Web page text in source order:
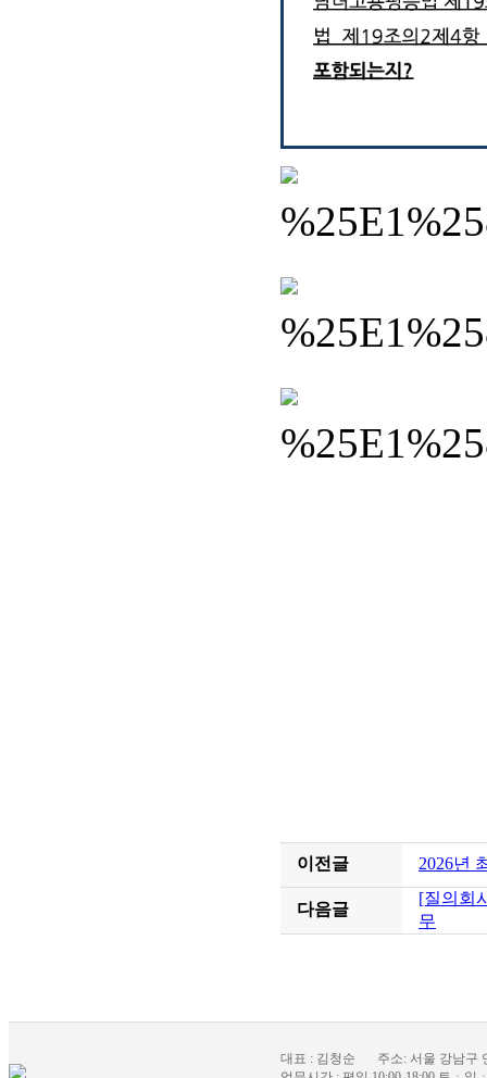
이전글 2026년
다음글
[질의회
무
대표 : 김청순
주소: 서울 강남구